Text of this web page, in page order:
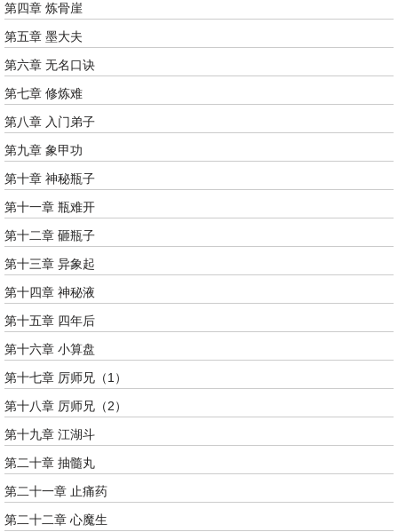
第四章 炼骨崖
第五章 墨大夫
第六章 无名口诀
第七章 修炼难
第八章 入门弟子
第九章 象甲功
第十章 神秘瓶子
第十一章 瓶难开
第十二章 砸瓶子
第十三章 异象起
第十四章 神秘液
第十五章 四年后
第十六章 小算盘
第十七章 厉师兄（1）
第十八章 厉师兄（2）
第十九章 江湖斗
第二十章 抽髓丸
第二十一章 止痛药
第二十二章 心魔生